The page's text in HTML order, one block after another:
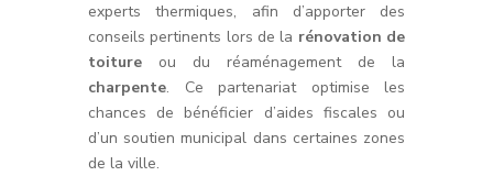
experts thermiques, afin d’apporter des
conseils pertinents lors de la rénovation de
toiture ou du réaménagement de la
charpente. Ce partenariat optimise les
chances de bénéficier d’aides fiscales ou
d’un soutien municipal dans certaines zones
de la ville.